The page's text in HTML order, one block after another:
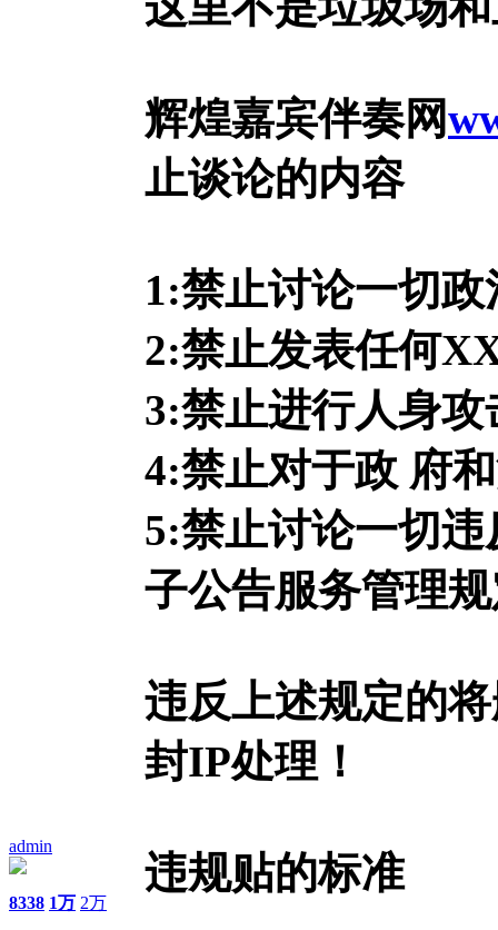
admin
8338 1万 2万
辉煌嘉宾伴奏网
止谈论的内容
1:禁止讨论一切
2:禁止发表任何
3:禁止进行人身攻
4:禁止对于政 府
5:禁止讨论一切
子公告服务管理
违反上述规定的
封IP处理！
违规贴的标准